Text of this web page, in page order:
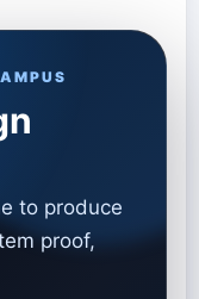
to produce
proof,